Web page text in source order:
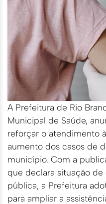
A Prefeitura de Rio
Municipal de Saúde,
reforçar o atendimento
aumento dos casos de
município. Com a
que declara situação
pública, a Prefeitura
para ampliar a